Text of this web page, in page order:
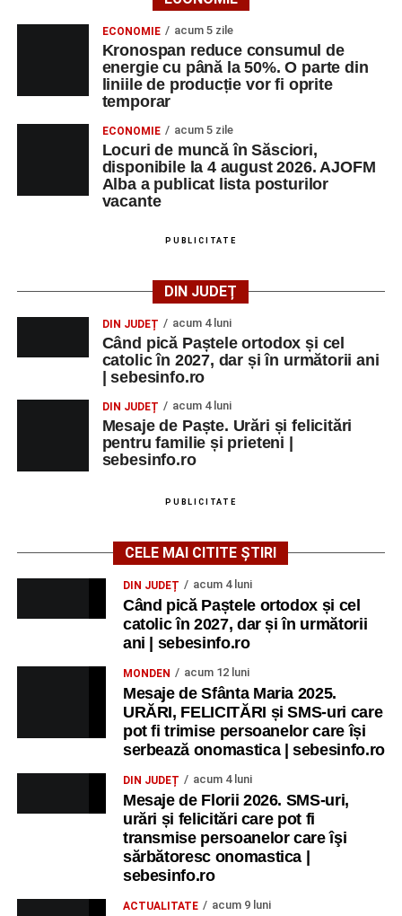
ECONOMIE acum 5 zile
Kronospan reduce consumul de
energie cu până la 50%. O parte din
liniile de producție vor fi oprite
temporar
ECONOMIE acum 5 zile
Locuri de muncă în Săsciori,
disponibile la 4 august 2026. AJOFM
Alba a publicat lista posturilor
vacante
PUBLICITATE
DIN JUDEȚ
DIN JUDEȚ acum 4 luni
Când pică Paștele ortodox și cel
catolic în 2027, dar și în următorii ani
| sebesinfo.ro
DIN JUDEȚ acum 4 luni
Mesaje de Paște. Urări și felicitări
pentru familie și prieteni |
sebesinfo.ro
PUBLICITATE
CELE MAI CITITE ȘTIRI
DIN JUDEȚ acum 4 luni
Când pică Paștele ortodox și cel
catolic în 2027, dar și în următorii
ani | sebesinfo.ro
MONDEN acum 12 luni
Mesaje de Sfânta Maria 2025.
URĂRI, FELICITĂRI și SMS-uri care
pot fi trimise persoanelor care își
serbează onomastica | sebesinfo.ro
DIN JUDEȚ acum 4 luni
Mesaje de Florii 2026. SMS-uri,
urări și felicitări care pot fi
transmise persoanelor care îşi
sărbătoresc onomastica |
sebesinfo.ro
ACTUALITATE acum 9 luni